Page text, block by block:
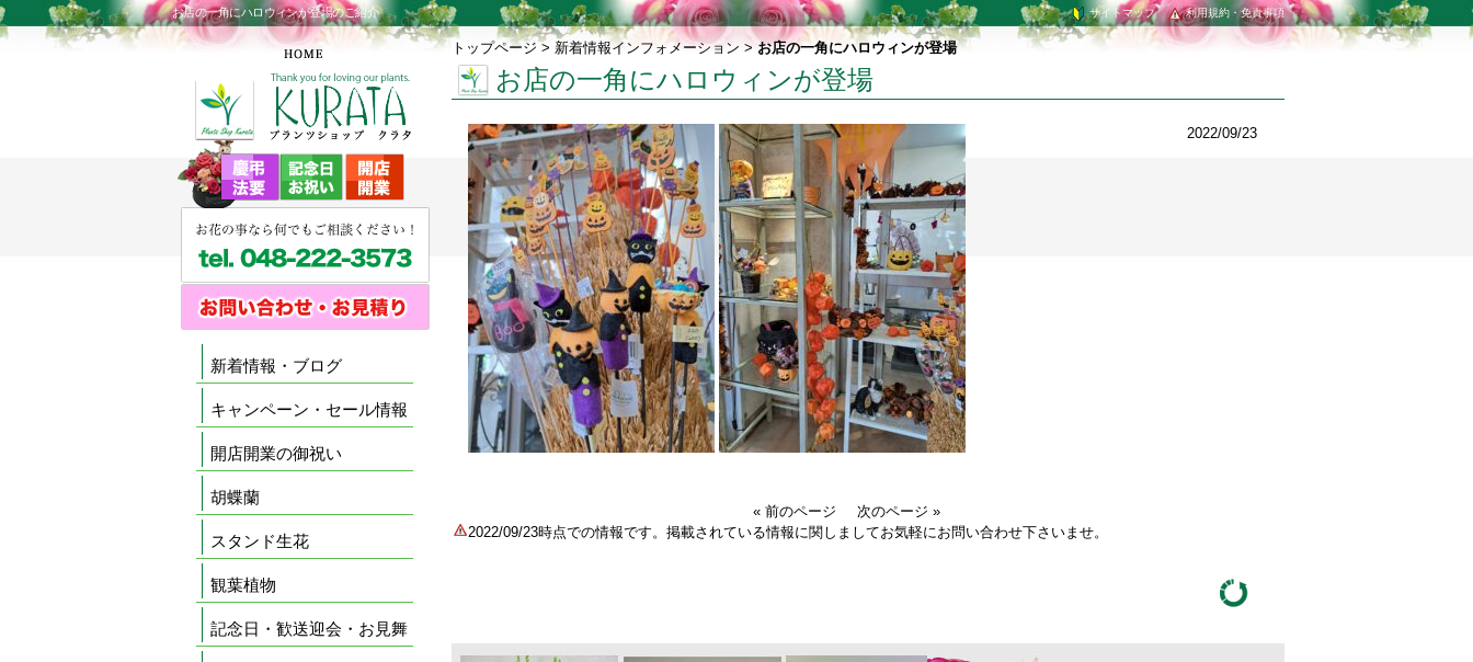
お店の一角にハロウィンが登場のご紹介 利用規約・免責事項
サイトマップ
トップページ > 新着情報インフォメーション > お店の一角にハロウィンが登場
お店の一角にハロウィンが登場
2022/09/23
« 前のページ
次のページ »
2022/09/23時点での情報です。掲載されている情報に関しましてお気軽にお問い合わせ下さいませ。
新着情報・ブログ
キャンペーン・セール情報
開店開業の御祝い
胡蝶蘭
スタンド生花
観葉植物
記念日・歓送迎会・お見舞